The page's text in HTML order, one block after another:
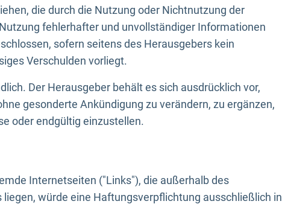
die durch die Nutzung oder Nichtnutzung der
fehlerhafter und unvollständiger Informationen
sofern seitens des Herausgebers kein
Verschulden vorliegt.
Der Herausgeber behält es sich ausdrücklich vor,
gesonderte Ankündigung zu verändern, zu ergänzen,
oder endgültig einzustellen.
Internetseiten ("Links"), die außerhalb des
würde eine Haftungsverpflichtung ausschließlich in